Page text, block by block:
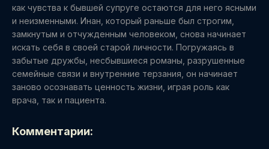
как чувства к бывшей супруге остаются для него ясными
и неизменными. Инан, который раньше был строгим,
замкнутым и отчужденным человеком, снова начинает
искать себя в своей старой личности. Погружаясь в
забытые дружбы, несбывшиеся романы, разрушенные
семейные связи и внутренние терзания, он начинает
заново осознавать ценность жизни, играя роль как
врача, так и пациента.
Комментарии: